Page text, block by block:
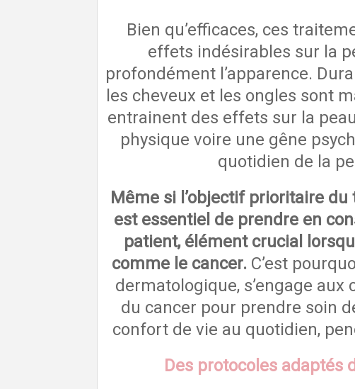
Bien qu’efficaces, ces
effets indésirables sur la
profondément l’apparence.
les cheveux et les ongles sont
entrainent des effets sur la
physique voire une gêne
quotidien de la
Même si l’objectif prioritaire
est essentiel de prendre en
patient, élément crucial
comme le cancer. C’est
dermatologique, s’engage
du cancer pour prendre soin
confort de vie au quotidien,
Des protocoles adaptés